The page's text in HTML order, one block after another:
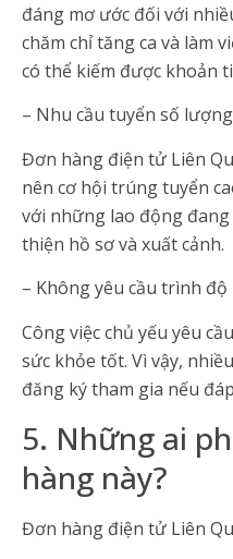
đáng mơ ước đối với
chăm chỉ tăng ca và làm
có thể kiếm được khoản
– Nhu cầu tuyển số
Đơn hàng điện tử Liên
nên cơ hội trúng tuyển
với những lao động
thiện hồ sơ và xuất cảnh.
– Không yêu cầu trình độ
Công việc chủ yếu yêu
sức khỏe tốt. Vì vậy,
đăng ký tham gia nếu
5. Những ai
hàng này?
Đơn hàng điện tử Liên